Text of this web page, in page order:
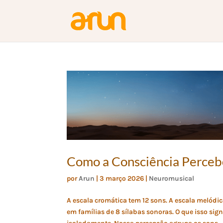
Como a Consciência
porArun |3 março 2026 | Neuromusical
A escala cromática tem 12 sons. A escala
em famílias de 8 sílabas sonoras. O que isso